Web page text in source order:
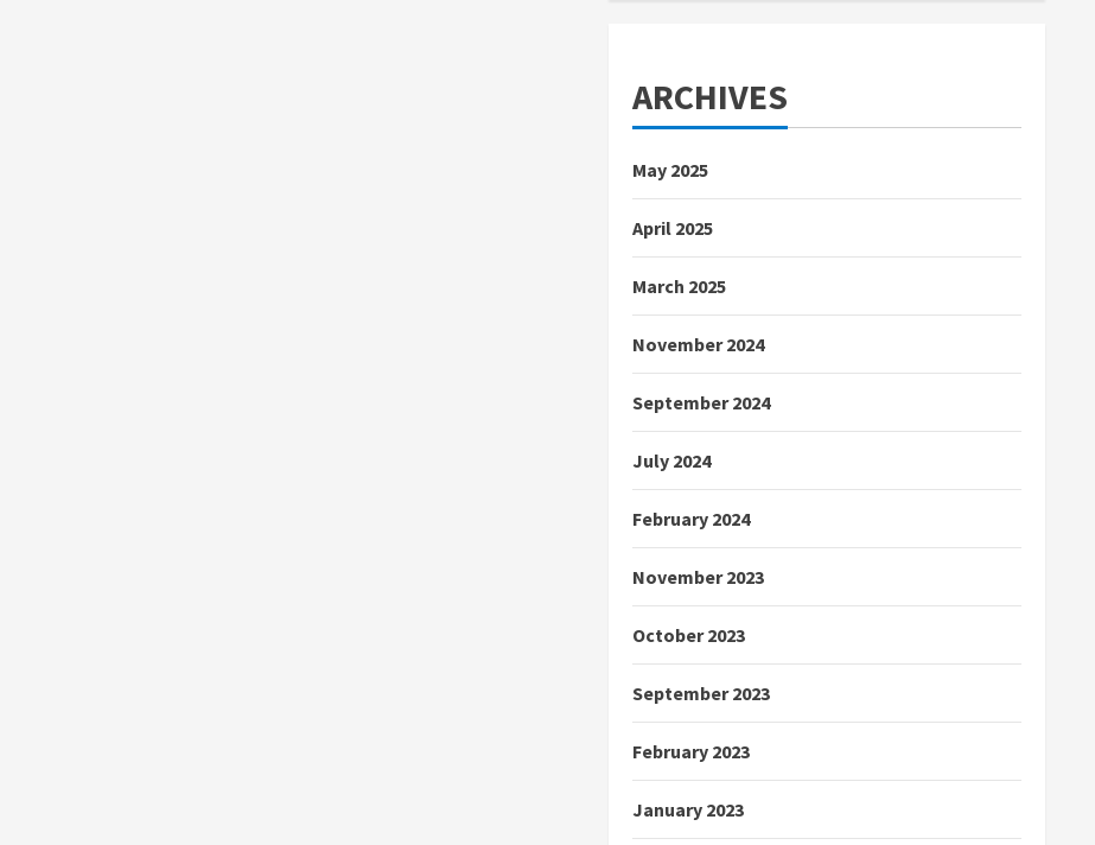
ARCHIVES
May 2025
April 2025
March 2025
November 2024
September 2024
July 2024
February 2024
November 2023
October 2023
September 2023
February 2023
January 2023